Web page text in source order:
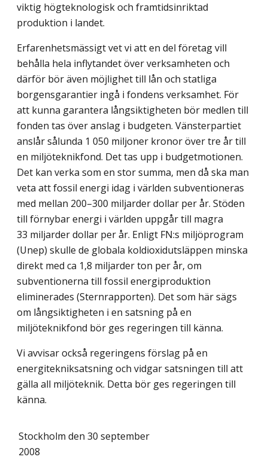
viktig högteknologisk och framtidsinriktad
produktion i landet.
Erfarenhetsmässigt vet vi att en del företag vill
behålla hela inflytandet över verksamheten och
därför bör även möjlighet till lån och statliga
borgensgarantier ingå i fondens verksamhet. För
att kunna garantera långsiktigheten bör medlen till
fonden tas över anslag i budgeten. Vänsterpartiet
anslår sålunda 1 050 miljoner kronor över tre år till
en miljöteknikfond. Det tas upp i budgetmotionen.
Det kan verka som en stor summa, men då ska man
veta att fossil energi idag i världen subventioneras
med mellan 200–300 miljarder dollar per år. Stöden
till förnybar energi i världen uppgår till magra
33 miljarder dollar per år. Enligt FN:s miljöprogram
(Unep) skulle de globala koldioxidutsläppen minska
direkt med ca 1,8 miljarder ton per år, om
subventionerna till fossil energiproduktion
eliminerades (Sternrapporten). Det som här sägs
om långsiktigheten i en satsning på en
miljöteknikfond bör ges regeringen till känna.
Vi avvisar också regeringens förslag på en
energitekniksatsning och vidgar satsningen till att
gälla all miljöteknik. Detta bör ges regeringen till
känna.
Stockholm den 30 september
2008